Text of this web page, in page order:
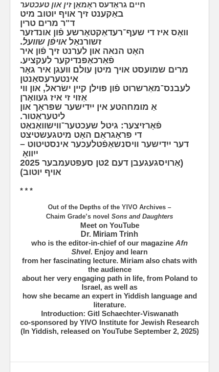
חיים גראַדעס ראָמאַןזין און טעכטער
באַקענט זיך אויף יוטוב מיט
ד"ר מרים טרין
וואָס איז די שעף־רעדאַקטאָרשע פֿון אונדזער
זשורנאַלאויפֿן שוועל.
האָ‫ט הנאה און לערנט זיך פֿון איר
פֿאַרכאַפּנדיקער לעקציע.
מ‫רים שמועסט אויך מיטן עולם וועגן איר גאָר
אינטערעסאַנטן
לעבנס־מאַרשרוט פֿון פּוילן קיין ישׂראל, און ווי
אַזוי זי איז געוואָרן
אַ מומחהטע אין ייִדישער שפּראַך און
ליטעראַטור.
פֿאָרזיצער: גיטל שעכטער־ווישוואַנאַט
די פּראָגראַם האָט מיטגעשטיצט
דער ייִדישער וויסנשאַפֿטלעכער אינסטיטוט –
ייִוואָ
(אַרויסגעגעבן דעם 2טן סעפּטעמבער 2025
אויף יוטוב)
* * *
Out of the Depths of the YIVO Archives –
Chaim Grade’s novel Sons and Daughters
Meet on YouTube
Dr. Miriam Trinh
who is the editor-in-chief of our magazine Afn
Shvel. Enjoy and learn
from her fascinating lecture. Miriam also chats with
the audience
about her very engaging path in life, from Poland to
Israel, as well as
how she became an expert in Yiddish language and
literature.
Introduction: Gitl Schaechter-Viswanath
co-sponsored by YIVO Institute for Jewish Research
(In Yiddish, released on YouTube September 2, 2025)